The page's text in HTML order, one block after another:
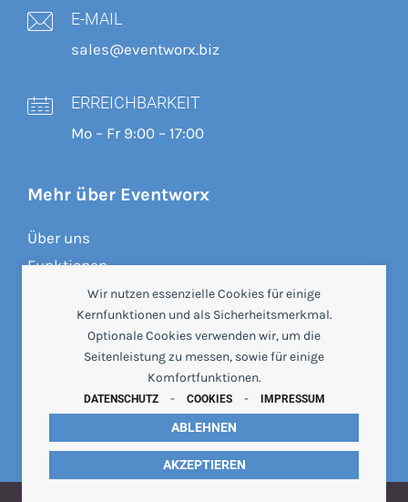
Wir nutzen essenzielle Cookies für einige
Kernfunktionen und als Sicherheitsmerkmal.
Optionale Cookies verwenden wir, um die
Seitenleistung zu messen, sowie für einige
Komfortfunktionen.
DATENSCHUTZ - COOKIES - IMPRESSUM
AKZEPTIEREN
ABLEHNEN
E-MAIL
sales@eventworx.biz
ERREICHBARKEIT
Mo – Fr 9:00 – 17:00
Mehr über Eventworx
Über uns
Funktionen
Referenzen
Crewbrain
Beratung & Webinare
Wissensdatenbank